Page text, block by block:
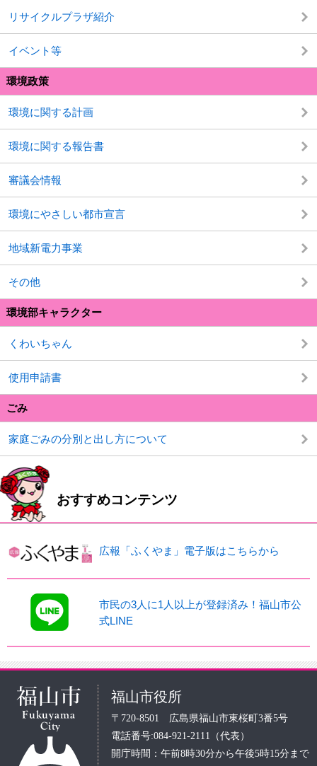
リサイクルプラザ紹介
イベント等
環境政策
環境に関する計画
環境に関する報告書
審議会情報
環境にやさしい都市宣言
地域新電力事業
その他
環境部キャラクター
くわいちゃん
使用申請書
ごみ
家庭ごみの分別と出し方について
おすすめコンテンツ
広報「ふくやま」電子版はこちらから
市民の3人に1人以上が登録済み！福山市公
式LINE
福山市役所
〒720-8501 広島県福山市東桜町3番5号
電話番号:084-921-2111（代表）
開庁時間：午前8時30分から午後5時15分まで